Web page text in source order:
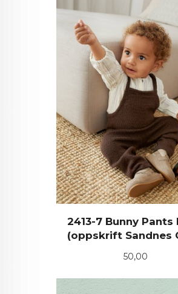
2413-7 Bunny Pants
(oppskrift Sandnes
Pris
50,00